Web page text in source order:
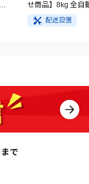
せ商品】8kg 全自
洗濯機 NA-
イト
配送設置
で